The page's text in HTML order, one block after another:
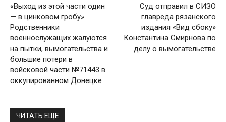
«Выход из этой части один
— в цинковом гробу».
Родственники
военнослужащих жалуются
на пытки, вымогательства и
большие потери в
войсковой части №71443 в
оккупированном Донецке
Суд отправил в СИЗО
главреда рязанского
издания «Вид сбоку»
Константина Смирнова по
делу о вымогательстве
ЧИТАТЬ ЕЩЕ